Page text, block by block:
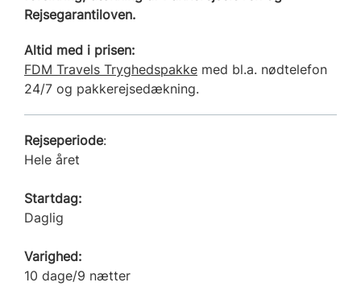
Rejsegarantiloven.
Altid med i prisen:
FDM Travels Tryghedspakke med bl.a. nødtelefon
24/7 og pakkerejsedækning.
Rejseperiode:
Hele året
Startdag:
Daglig
Varighed:
10 dage/9 nætter